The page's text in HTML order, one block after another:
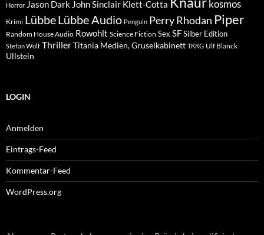
Horror Jason Dark John Sinclair Klett-Cotta kosmos
Krimi LübbeLübbe Audio Penguin Perry Rhodan Piper
Random House Audio Rowohlt Science Fiction Sex SFSilber Edition
Stefan Wolf ThrillerTitania Medien, Gruselkabinett TKKG Ulf Blanck
Ullstein
LOGIN
Anmelden
Eintrags-Feed
Kommentar-Feed
WordPress.org